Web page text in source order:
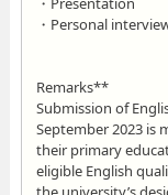
・Personal
Remarks**
Submission of
September 2023 is
their primary
eligible English